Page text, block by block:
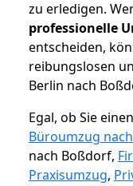
zu erledigen.
professionelle
entscheiden,
reibungslosen
Berlin nach
Egal, ob Sie einen
Büroumzug
nach Boßdorf,
Praxisumzug,